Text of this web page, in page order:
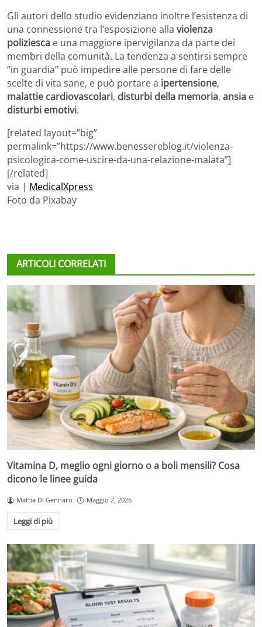
Gli autori dello studio evidenziano inoltre l’esistenza di
una connessione tra l’esposizione alla violenza
poliziesca e una maggiore ipervigilanza da parte dei
membri della comunità. La tendenza a sentirsi sempre
“in guardia” può impedire alle persone di fare delle
scelte di vita sane, e può portare a ipertensione,
malattie cardiovascolari, disturbi della memoria, ansia e
disturbi emotivi.
[related layout=”big”
permalink=”https://www.benessereblog.it/violenza-
psicologica-come-uscire-da-una-relazione-malata”]
[/related]
via | MedicalXpress
Foto da Pixabay
ARTICOLI CORRELATI
Vitamina D, meglio ogni giorno o a boli mensili? Cosa
dicono le linee guida
Mattia Di Gennaro Maggio 2, 2026
Leggi di più